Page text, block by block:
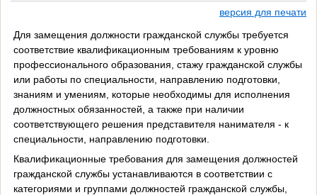
версия для печати
Для замещения должности гражданской службы требуется
соответствие квалификационным требованиям к уровню
профессионального образования, стажу гражданской службы
или работы по специальности, направлению подготовки,
знаниям и умениям, которые необходимы для исполнения
должностных обязанностей, а также при наличии
соответствующего решения представителя нанимателя - к
специальности, направлению подготовки.
Квалификационные требования для замещения должностей
гражданской службы устанавливаются в соответствии с
категориями и группами должностей гражданской службы,